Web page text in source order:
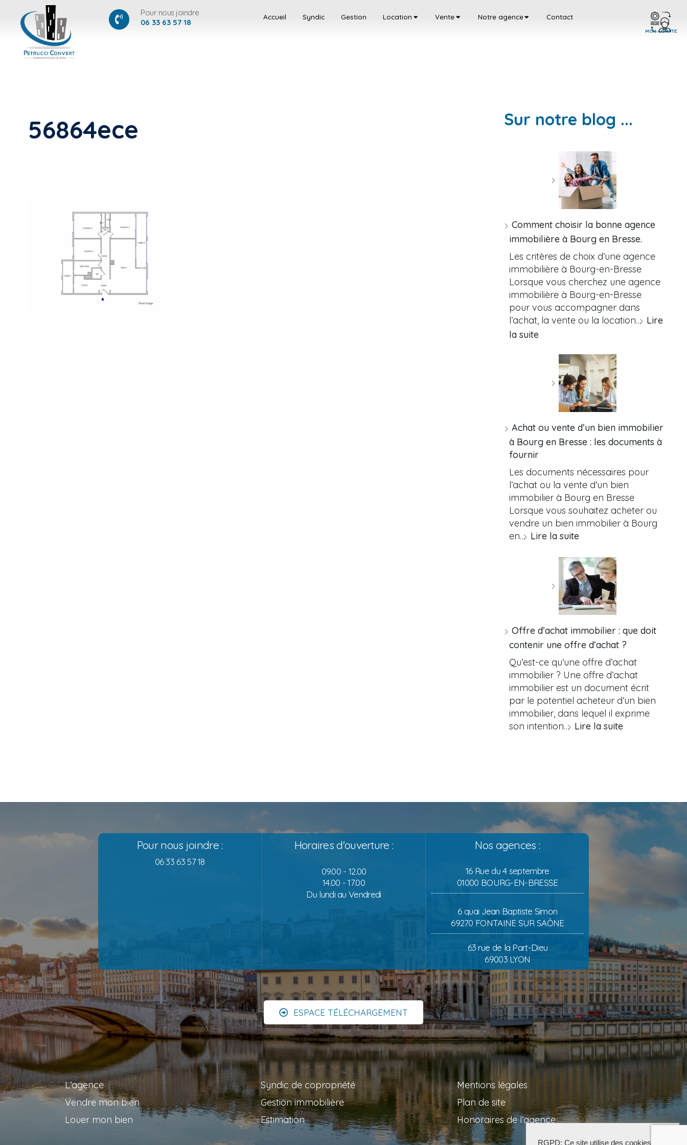
06 33 63 57 18
Pour nous joindre Accueil Syndic Gestion Location Vente Notre agence Contact
MON COMPTE
56864ece Sur notre blog ...
Comment choisir la bonne agence
immobilière à Bourg en Bresse.
Les critères de choix d’une agence
immobilière à Bourg-en-Bresse
Lorsque vous cherchez une agence
immobilière à Bourg-en-Bresse
pour vous accompagner dans
l’achat, la vente ou la location… Lire
la suite
Achat ou vente d’un bien immobilier
à Bourg en Bresse : les documents à
fournir
Les documents nécessaires pour
l’achat ou la vente d’un bien
immobilier à Bourg en Bresse
Lorsque vous souhaitez acheter ou
vendre un bien immobilier à Bourg
en… Lire la suite
Offre d’achat immobilier : que doit
contenir une offre d’achat ?
Qu’est-ce qu’une offre d’achat
immobilier ? Une offre d’achat
immobilier est un document écrit
par le potentiel acheteur d’un bien
immobilier, dans lequel il exprime
son intention… Lire la suite
Pour nous joindre :
06 33 63 57 18
Horaires d'ouverture :
09.00 - 12.00
14.00 - 17.00
Du lundi au Vendredi
Nos agences :
16 Rue du 4 septembre
01000 BOURG-EN-BRESSE
6 quai Jean Baptiste Simon
69270 FONTAINE SUR SAÔNE
63 rue de la Part-Dieu
69003 LYON
ESPACE TÉLÉCHARGEMENT
L’agence
Vendre mon bien
Louer mon bien
Syndic de copropriété
Gestion immobilière
Estimation
Mentions légales
Plan de site
Honoraires de l’agence
RGPD: Ce site utilise des cookies pour